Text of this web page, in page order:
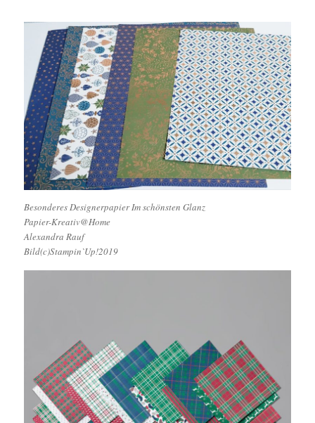
Besonderes Designerpapier Im schönsten Glanz
Papier-Kreativ@Home
Alexandra Rauf
Bild(c)Stampin`Up!2019